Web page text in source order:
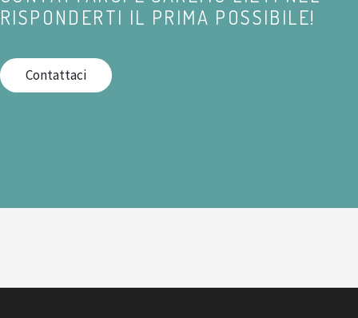
RISPONDERTI IL PRIMA POSSIBILE!
Contattaci